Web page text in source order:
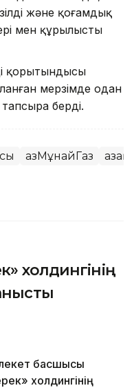
және қоғамдық
мен құрылыстың
қорытындысы
мерзімде одан
тапсыра берді.
ҚазМұнайГаз
холдингінің
басшысы
холдингінің